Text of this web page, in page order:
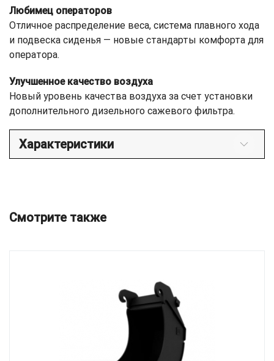
Любимец операторов
Отличное распределение веса, система плавного хода
и подвеска сиденья — новые стандарты комфорта для
оператора.
Улучшенное качество воздуха
Новый уровень качества воздуха за счет установки
дополнительного дизельного сажевого фильтра.
Характеристики
Смотрите также